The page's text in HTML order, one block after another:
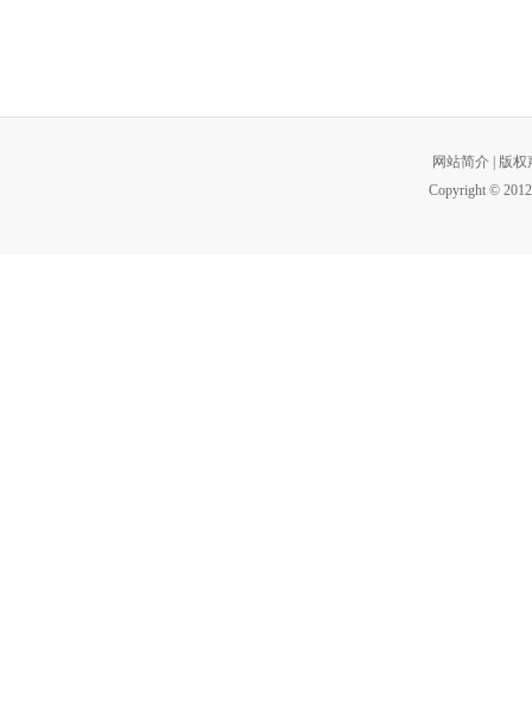
网站简介
版权
Copyright ©